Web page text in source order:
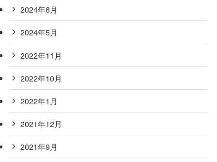
2024年6月
2024年5月
2022年11月
2022年10月
2022年1月
2021年12月
2021年9月